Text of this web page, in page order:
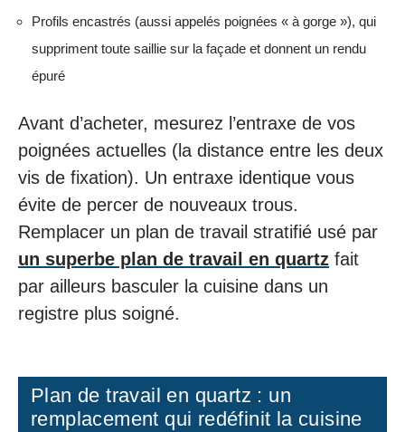
Profils encastrés (aussi appelés poignées « à gorge »), qui
suppriment toute saillie sur la façade et donnent un rendu
épuré
Avant d’acheter, mesurez l’entraxe de vos
poignées actuelles (la distance entre les deux
vis de fixation). Un entraxe identique vous
évite de percer de nouveaux trous.
Remplacer un plan de travail stratifié usé par
un superbe plan de travail en quartz fait
par ailleurs basculer la cuisine dans un
registre plus soigné.
Plan de travail en quartz : un
remplacement qui redéfinit la cuisine